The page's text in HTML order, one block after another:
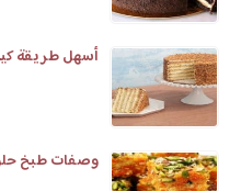
أسهل طريقة
وصفات طبخ